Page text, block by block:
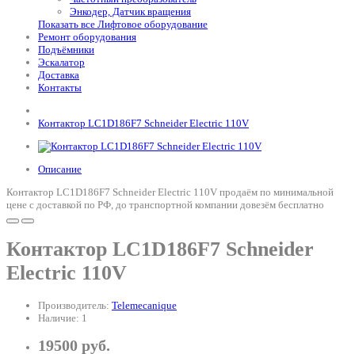
Энкодер, Датчик вращения
Показать все Лифтовое оборудование
Ремонт оборудования
Подъёмники
Эскалатор
Доставка
Контакты
Контактор LC1D186F7 Schneider Electric 110V
Описание
Контактор LC1D186F7 Schneider Electric 110V продаём по минимальной
цене с доставкой по РФ, до транспортной компании довезём бесплатно
Контактор LC1D186F7 Schneider
Electric 110V
Производитель: Telemecanique
Наличие: 1
19500 руб.